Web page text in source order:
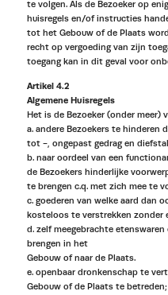
te volgen. Als de Bezoeker op
huisregels en/of instructies
tot het Gebouw of de Plaats
recht op vergoeding van zijn
toegang kan in dit geval voor
Artikel 4.2
Algemene Huisregels
Het is de Bezoeker (onder meer)
a. andere Bezoekers te hinderen
tot -, ongepast gedrag en
b. naar oordeel van een
de Bezoekers hinderlijke
te brengen c.q. met zich mee te
c. goederen van welke aard dan
kosteloos te verstrekken zonder
d. zelf meegebrachte
brengen in het
Gebouw of naar de Plaats.
e. openbaar dronkenschap te
Gebouw of de Plaats te betreden;